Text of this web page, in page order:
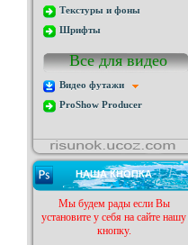
Текстуры и фоны
Шрифты
Все для видео
Видео футажи
ProShow Producer
НАША КНОПКА
Мы будем рады если Вы
установите у себя на сайте нашу
кнопку.